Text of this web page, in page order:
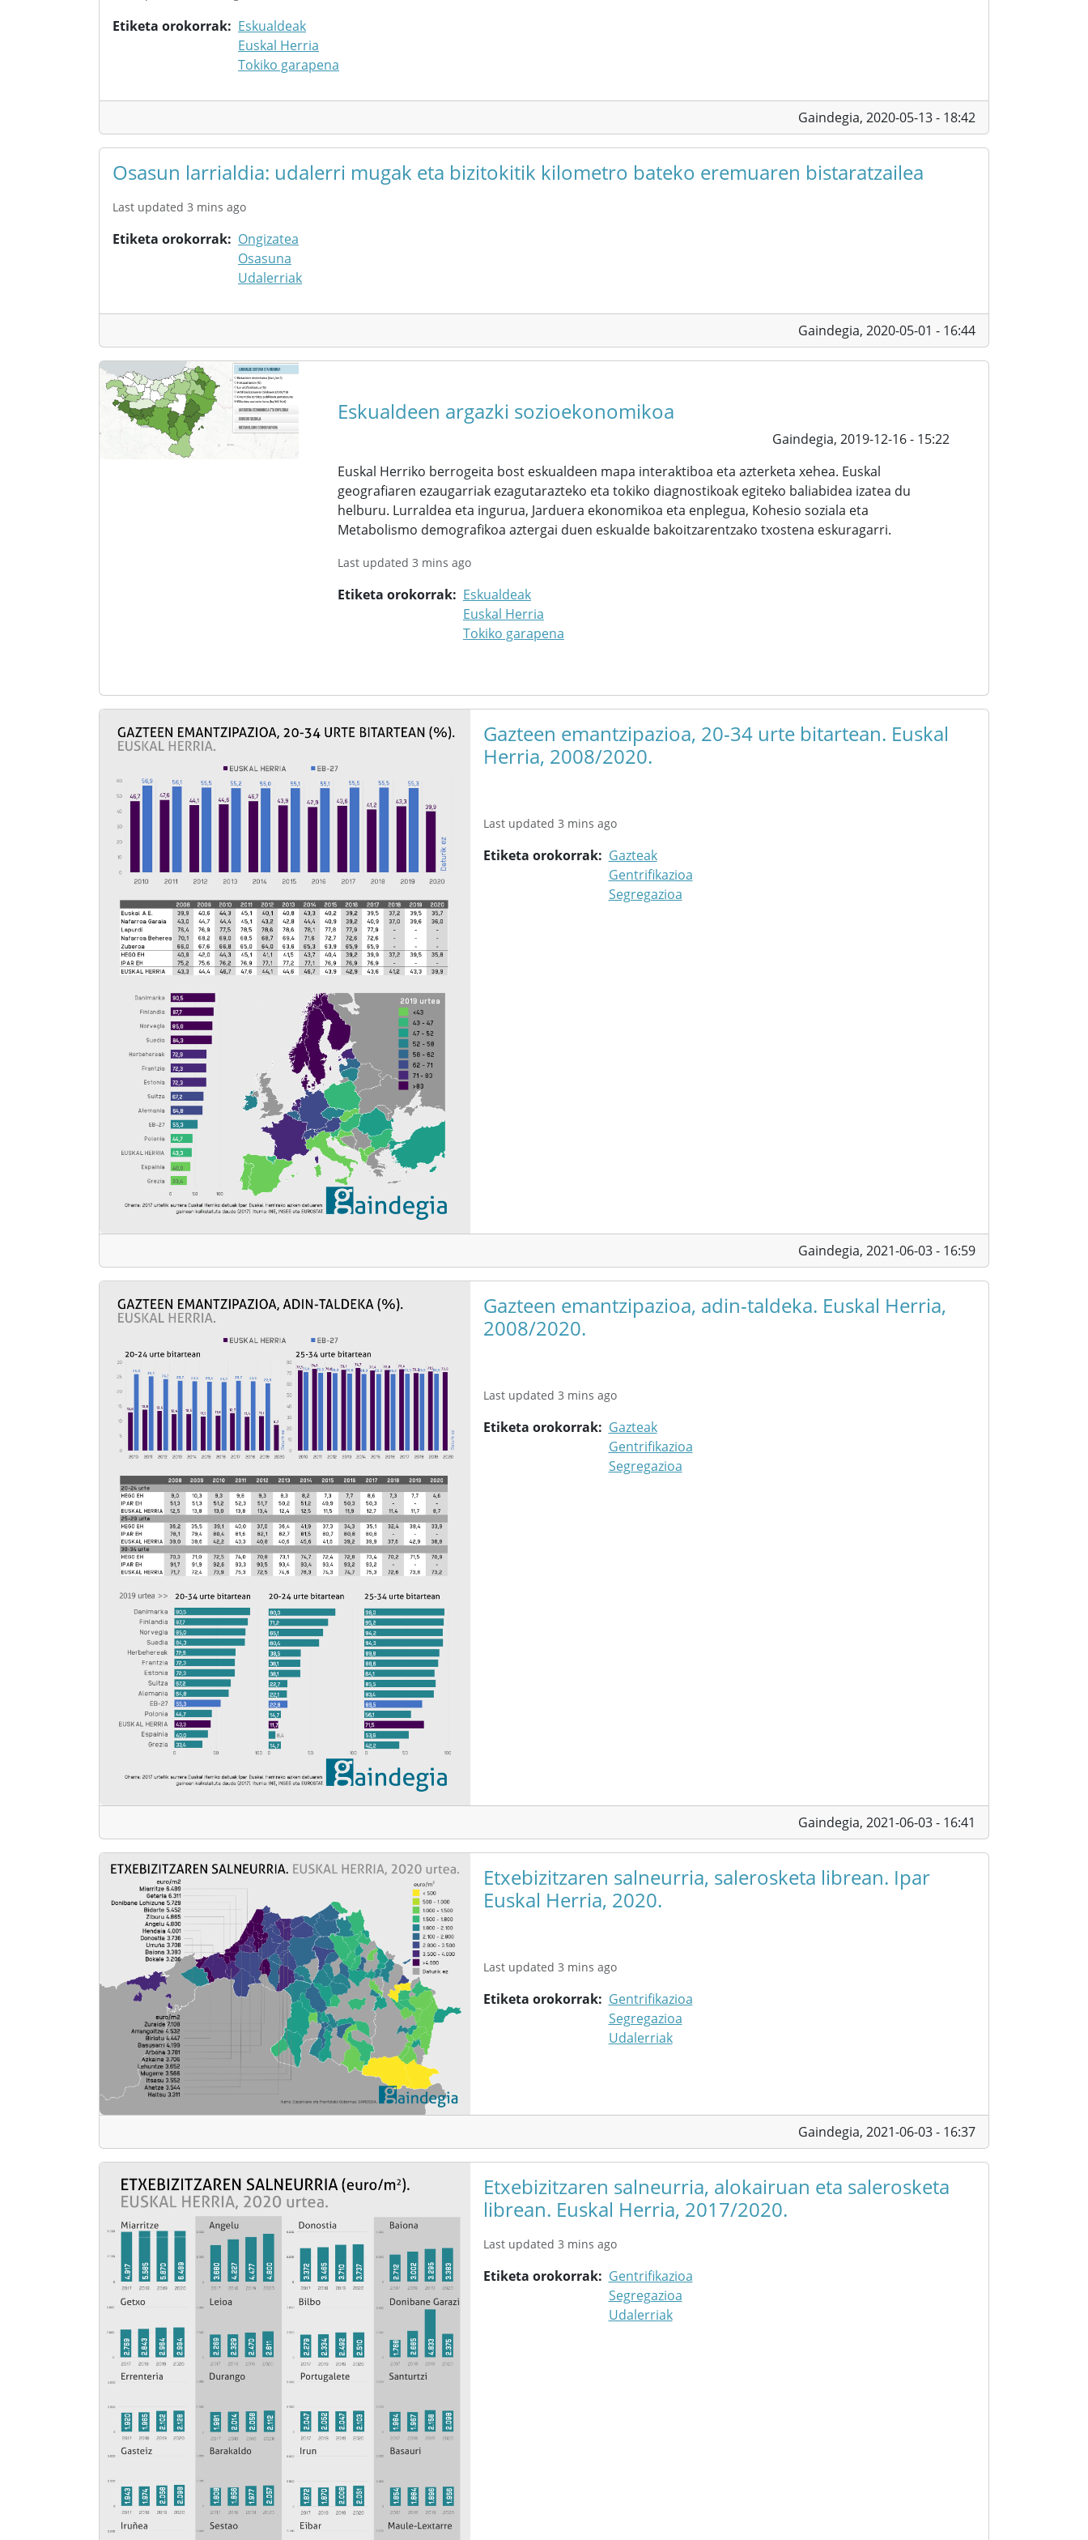
Etiketa orokorrak
Eskualdeak
Euskal Herria
Tokiko garapena
Gaindegia, 2020-05-13 - 18:42
Osasun larrialdia: udalerri mugak eta bizitokitik kilometro bateko eremuaren bistaratzailea
Last updated 3 mins ago
Etiketa orokorrak
Ongizatea
Osasuna
Udalerriak
Gaindegia, 2020-05-01 - 16:44
Eskualdeen argazki sozioekonomikoa
Gaindegia, 2019-12-16 - 15:22
Euskal Herriko berrogeita bost eskualdeen mapa interaktiboa eta azterketa xehea. Euskal
geografiaren ezaugarriak ezagutarazteko eta tokiko diagnostikoak egiteko baliabidea izatea du
helburu. Lurraldea eta ingurua, Jarduera ekonomikoa eta enplegua, Kohesio soziala eta
Metabolismo demografikoa aztergai duen eskualde bakoitzarentzako txostena eskuragarri.
Last updated 3 mins ago
Etiketa orokorrak
Eskualdeak
Euskal Herria
Tokiko garapena
Gazteen emantzipazioa, 20-34 urte bitartean. Euskal
Herria, 2008/2020.
Last updated 3 mins ago
Etiketa orokorrak
Gazteak
Gentrifikazioa
Segregazioa
Gaindegia, 2021-06-03 - 16:59
Gazteen emantzipazioa, adin-taldeka. Euskal Herria,
2008/2020.
Last updated 3 mins ago
Etiketa orokorrak
Gazteak
Gentrifikazioa
Segregazioa
Gaindegia, 2021-06-03 - 16:41
Etxebizitzaren salneurria, salerosketa librean. Ipar
Euskal Herria, 2020.
Last updated 3 mins ago
Etiketa orokorrak
Gentrifikazioa
Segregazioa
Udalerriak
Gaindegia, 2021-06-03 - 16:37
Etxebizitzaren salneurria, alokairuan eta salerosketa
librean. Euskal Herria, 2017/2020.
Last updated 3 mins ago
Etiketa orokorrak
Gentrifikazioa
Segregazioa
Udalerriak